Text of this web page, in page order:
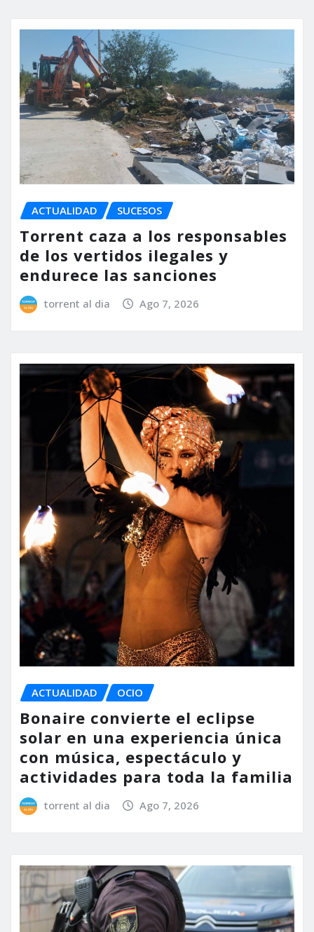
ACTUALIDAD SUCESOS
Torrent caza a los responsables
de los vertidos ilegales y
endurece las sanciones
torrent al dia Ago 7, 2026
ACTUALIDAD OCIO
Bonaire convierte el eclipse
solar en una experiencia única
con música, espectáculo y
actividades para toda la familia
torrent al dia Ago 7, 2026